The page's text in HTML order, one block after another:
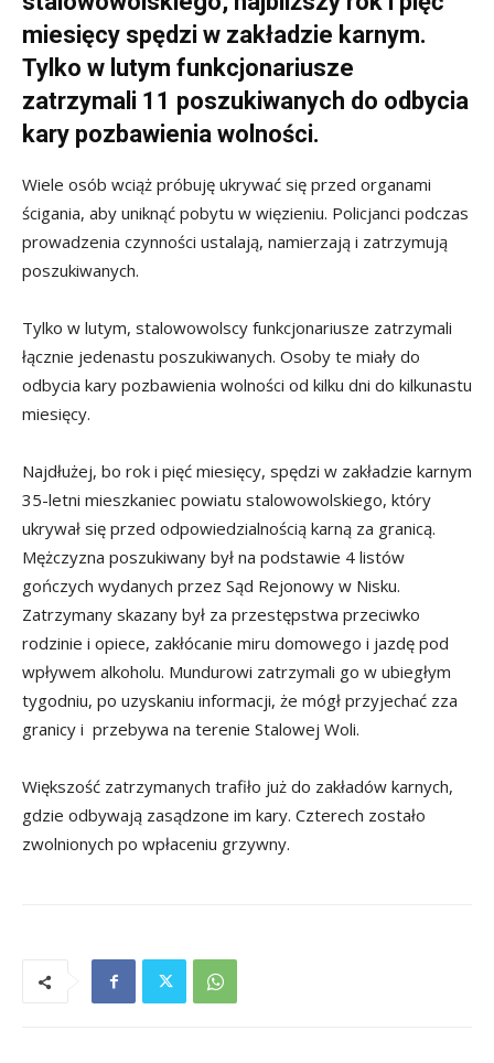
miesięcy spędzi w zakładzie karnym.
Tylko w lutym funkcjonariusze
zatrzymali 11 poszukiwanych do odbycia
kary pozbawienia wolności.
Wiele osób wciąż próbuję ukrywać się przed organami
ścigania, aby uniknąć pobytu w więzieniu. Policjanci podczas
prowadzenia czynności ustalają, namierzają i zatrzymują
poszukiwanych.
Tylko w lutym, stalowowolscy funkcjonariusze zatrzymali
łącznie jedenastu poszukiwanych. Osoby te miały do
odbycia kary pozbawienia wolności od kilku dni do kilkunastu
miesięcy.
Najdłużej, bo rok i pięć miesięcy, spędzi w zakładzie karnym
35-letni mieszkaniec powiatu stalowowolskiego, który
ukrywał się przed odpowiedzialnością karną za granicą.
Mężczyzna poszukiwany był na podstawie 4 listów
gończych wydanych przez Sąd Rejonowy w Nisku.
Zatrzymany skazany był za przestępstwa przeciwko
rodzinie i opiece, zakłócanie miru domowego i jazdę pod
wpływem alkoholu. Mundurowi zatrzymali go w ubiegłym
tygodniu, po uzyskaniu informacji, że mógł przyjechać zza
granicy i przebywa na terenie Stalowej Woli.
Większość zatrzymanych trafiło już do zakładów karnych,
gdzie odbywają zasądzone im kary. Czterech zostało
zwolnionych po wpłaceniu grzywny.